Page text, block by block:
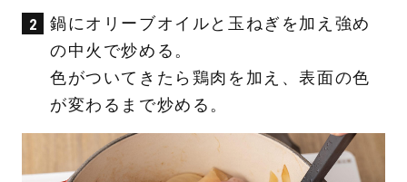
鍋にオリーブオイルと玉ねぎを加え強め
の中火で炒める。
色がついてきたら鶏肉を加え、表面の色
が変わるまで炒める。